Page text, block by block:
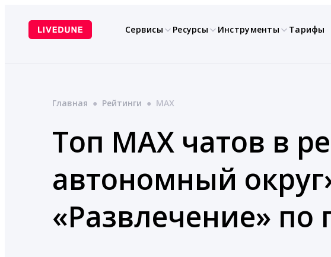
содержимому
Сервисы Ресурсы Инструменты Тарифы
Главная ● Рейтинги ● MAX
Топ MAX чатов в
автономный
«Развлечение»